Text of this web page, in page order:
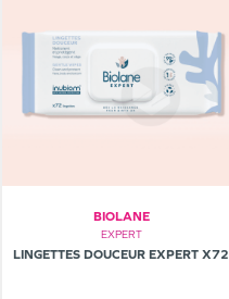
BIOLANE
EXPERT
LINGETTES DOUCEUR EXPERT X72